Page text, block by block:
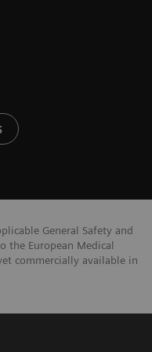
General Safety and
the European Medical
commercially available in